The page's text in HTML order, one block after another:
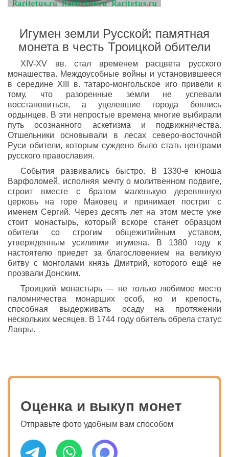
Игумен земли Русской: памятная
монета в честь Троицкой обители
XIV-XV вв. стал временем расцвета русского
монашества. Междоусобные войны и установившееся
в середине XIII в. татаро-монгольское иго привели к
тому, что разоренные земли не успевали
восстановиться, а уцелевшие города боялись
ордынцев. В эти непростые времена многие выбирали
путь осознанного аскетизма и подвижничества.
Отшельники основывали в лесах северо-восточной
Руси обители, которым суждено было стать центрами
русского православия.
События развивались быстро. В 1330-е юноша
Варфоломей, исполняя мечту о молитвенном подвиге,
строит вместе с братом маленькую деревянную
церковь на горе Маковец и принимает постриг с
именем Сергий. Через десять лет на этом месте уже
стоит монастырь, который вскоре станет образцом
обители со строгим общежитийным уставом,
утвержденным усилиями игумена. В 1380 году к
настоятелю приедет за благословением на великую
битву с монголами князь Дмитрий, которого ещё не
прозвали Донским.
Троицкий монастырь — не только любимое место
паломничества монарших особ, но и крепость,
способная выдерживать осаду на протяжении
нескольких месяцев. В 1744 году обитель обрела статус
Лавры.
Оценка и выкуп монет
Отправьте фото удобным вам способом